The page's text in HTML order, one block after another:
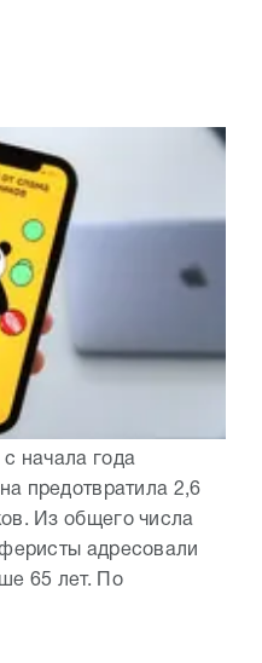
начала года
предотвратила 2,6
Из общего числа
адресовали
65 лет. По